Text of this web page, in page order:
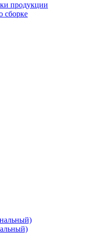
продукции
сборке